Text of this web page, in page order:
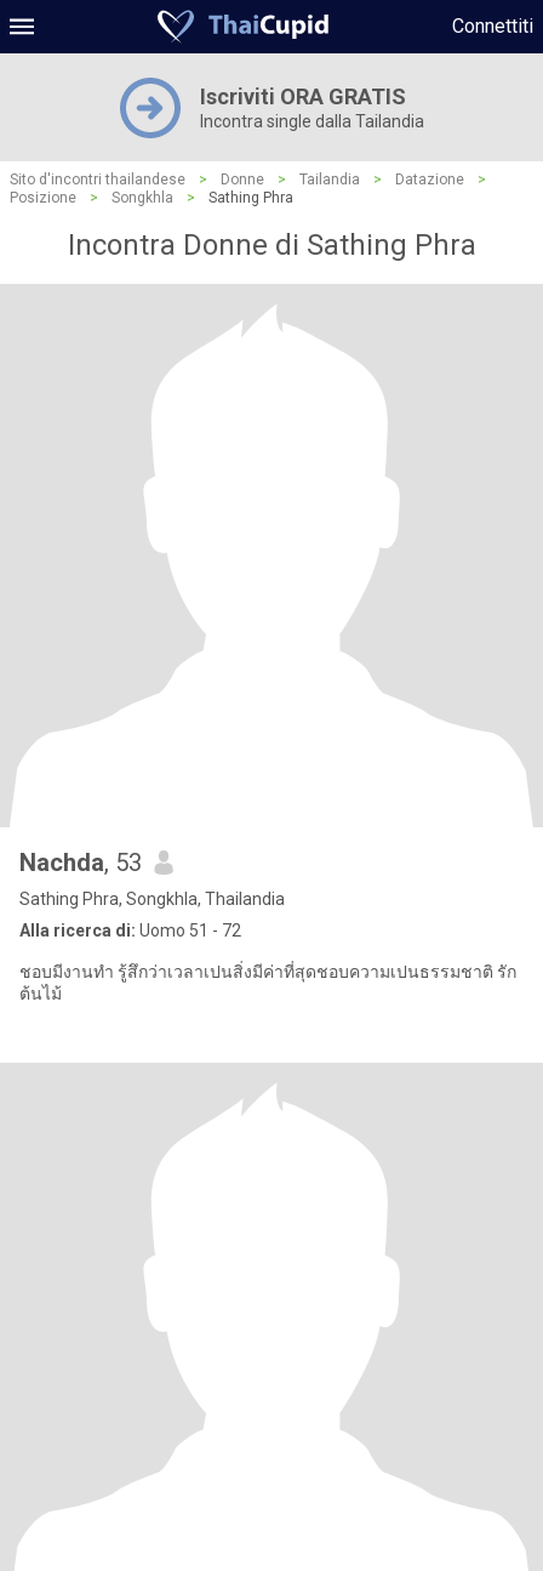
Connettiti
Iscriviti ORA GRATIS
Incontra single dalla Tailandia
Sito d'incontri thailandese > Donne > Tailandia > Datazione
>
Posizione
> Songkhla > Sathing Phra
Incontra Donne di Sathing Phra
Nachda, 53
Sathing Phra, Songkhla, Thailandia
Alla ricerca di: Uomo 51 - 72
ชอบมีงานทำ รู้สึกว่าเวลาเปนสิ่งมีค่าที่สุดชอบความเปนธรรมชาติ รัก
ต้นไม้